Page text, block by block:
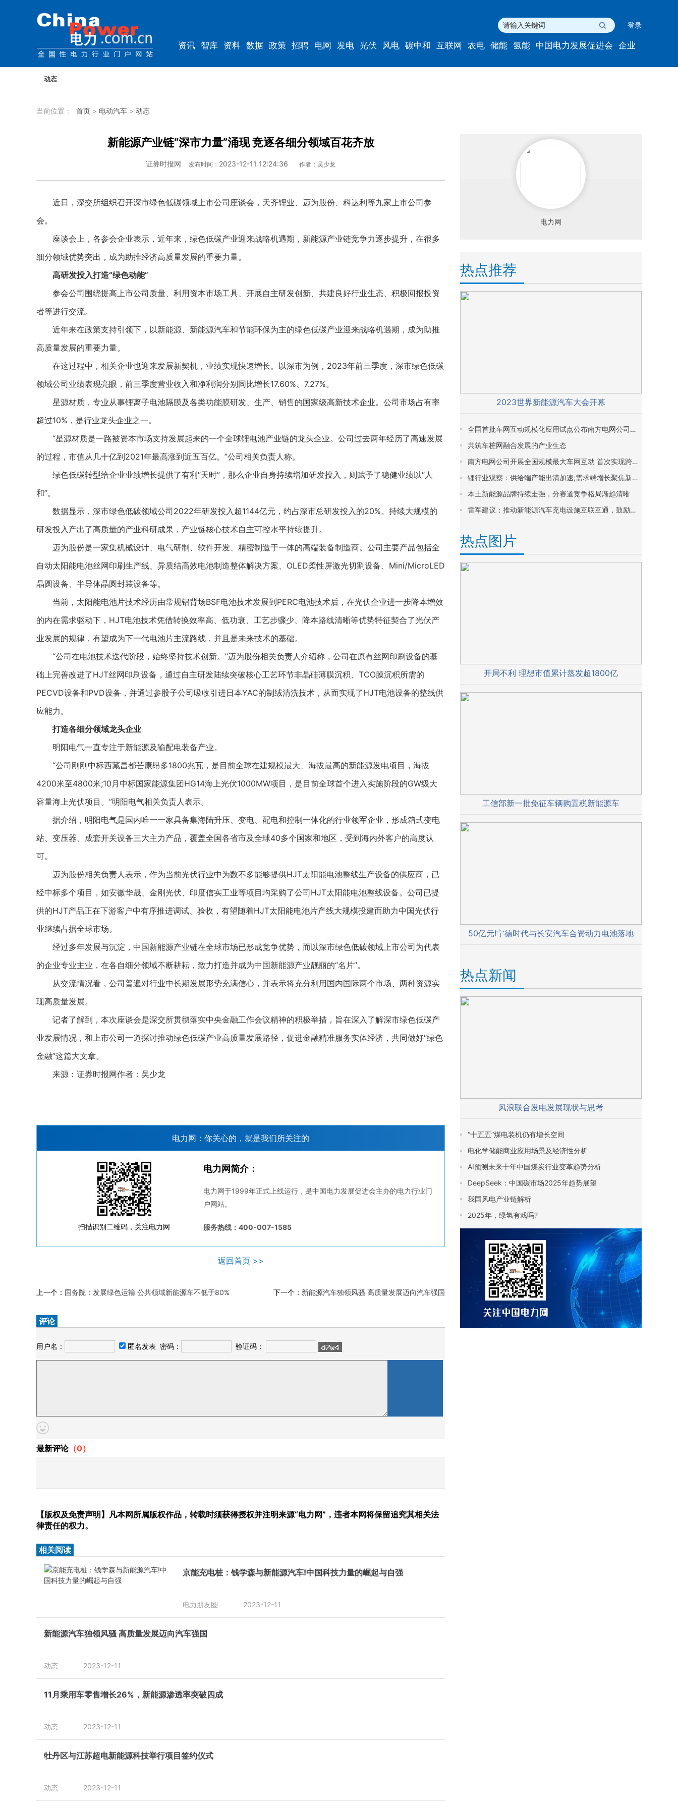
登录
资讯 智库 资料 数据 政策 招聘 电网 发电 光伏 风电 碳中和 互联网 农电 储能 氢能 中国电力发展促进会 企业
动态
当前位置： 首页 > 电动汽车 > 动态
新能源产业链“深市力量”涌现 竞逐各细分领域百花齐放
证券时报网 发布时间： 2023-12-11 12:24:36 作者：吴少龙
近日，深交所组织召开深市绿色低碳领域上市公司座谈会，天齐锂业、迈为股份、科达利等九家上市公司参
会。
座谈会上，各参会企业表示，近年来，绿色低碳产业迎来战略机遇期，新能源产业链竞争力逐步提升，在很多
细分领域优势突出，成为助推经济高质量发展的重要力量。
高研发投入打造“绿色动能”
参会公司围绕提高上市公司质量、利用资本市场工具、开展自主研发创新、共建良好行业生态、积极回报投资
者等进行交流。
近年来在政策支持引领下，以新能源、新能源汽车和节能环保为主的绿色低碳产业迎来战略机遇期，成为助推
高质量发展的重要力量。
在这过程中，相关企业也迎来发展新契机，业绩实现快速增长。以深市为例，2023年前三季度，深市绿色低碳
领域公司业绩表现亮眼，前三季度营业收入和净利润分别同比增长17.60%、7.27%。
星源材质，专业从事锂离子电池隔膜及各类功能膜研发、生产、销售的国家级高新技术企业。公司市场占有率
超过10%，是行业龙头企业之一。
“星源材质是一路被资本市场支持发展起来的一个全球锂电池产业链的龙头企业。公司过去两年经历了高速发展
的过程，市值从几十亿到2021年最高涨到近五百亿。”公司相关负责人称。
绿色低碳转型给企业业绩增长提供了有利“天时”，那么企业自身持续增加研发投入，则赋予了稳健业绩以“人
和”。
数据显示，深市绿色低碳领域公司2022年研发投入超1144亿元，约占深市总研发投入的20%。持续大规模的
研发投入产出了高质量的产业科研成果，产业链核心技术自主可控水平持续提升。
迈为股份是一家集机械设计、电气研制、软件开发、精密制造于一体的高端装备制造商。公司主要产品包括全
自动太阳能电池丝网印刷生产线、异质结高效电池制造整体解决方案、OLED柔性屏激光切割设备、Mini/MicroLED
晶圆设备、半导体晶圆封装设备等。
当前，太阳能电池片技术经历由常规铝背场BSF电池技术发展到PERC电池技术后，在光伏企业进一步降本增效
的内在需求驱动下，HJT电池技术凭借转换效率高、低功衰、工艺步骤少、降本路线清晰等优势特征契合了光伏产
业发展的规律，有望成为下一代电池片主流路线，并且是未来技术的基础。
“公司在电池技术迭代阶段，始终坚持技术创新。”迈为股份相关负责人介绍称，公司在原有丝网印刷设备的基
础上完善改进了HJT丝网印刷设备，通过自主研发陆续突破核心工艺环节非晶硅薄膜沉积、TCO膜沉积所需的
PECVD设备和PVD设备，并通过参股子公司吸收引进日本YAC的制绒清洗技术，从而实现了HJT电池设备的整线供
应能力。
打造各细分领域龙头企业
明阳电气一直专注于新能源及输配电装备产业。
“公司刚刚中标西藏昌都芒康昂多1800兆瓦，是目前全球在建规模最大、海拔最高的新能源发电项目，海拔
4200米至4800米;10月中标国家能源集团HG14海上光伏1000MW项目，是目前全球首个进入实施阶段的GW级大
容量海上光伏项目。”明阳电气相关负责人表示。
据介绍，明阳电气是国内唯一一家具备集海陆升压、变电、配电和控制一体化的行业领军企业，形成箱式变电
站、变压器、成套开关设备三大主力产品，覆盖全国各省市及全球40多个国家和地区，受到海内外客户的高度认
可。
迈为股份相关负责人表示，作为当前光伏行业中为数不多能够提供HJT太阳能电池整线生产设备的供应商，已
经中标多个项目，如安徽华晟、金刚光伏、印度信实工业等项目均采购了公司HJT太阳能电池整线设备。公司已提
供的HJT产品正在下游客户中有序推进调试、验收，有望随着HJT太阳能电池片产线大规模投建而助力中国光伏行
业继续占据全球市场。
经过多年发展与沉淀，中国新能源产业链在全球市场已形成竞争优势，而以深市绿色低碳领域上市公司为代表
的企业专业主业，在各自细分领域不断耕耘，致力打造并成为中国新能源产业靓丽的“名片”。
从交流情况看，公司普遍对行业中长期发展形势充满信心，并表示将充分利用国内国际两个市场、两种资源实
现高质量发展。
记者了解到，本次座谈会是深交所贯彻落实中央金融工作会议精神的积极举措，旨在深入了解深市绿色低碳产
业发展情况，和上市公司一道探讨推动绿色低碳产业高质量发展路径，促进金融精准服务实体经济，共同做好“绿色
金融”这篇大文章。
来源：证券时报网作者：吴少龙
电力网：你关心的，就是我们所关注的
扫描识别二维码，关注电力网
电力网简介：
电力网于1999年正式上线运行，是中国电力发展促进会主办的电力行业门
户网站。
服务热线：400-007-1585
返回首页 >>
上一个： 国务院：发展绿色运输 公共领域新能源车不低于80% 下一个： 新能源汽车独领风骚 高质量发展迈向汽车强国
评论
用户名： 匿名发表 密码： 验证码：
最新评论（0）
【版权及免责声明】凡本网所属版权作品，转载时须获得授权并注明来源“电力网”，违者本网将保留追究其相关法
律责任的权力。
相关阅读
京能充电桩：钱学森与新能源汽车!中国科技力量的崛起与自强
电力朋友圈 2023-12-11
新能源汽车独领风骚 高质量发展迈向汽车强国
动态 2023-12-11
11月乘用车零售增长26%，新能源渗透率突破四成
动态 2023-12-11
牡丹区与江苏超电新能源科技举行项目签约仪式
动态 2023-12-11
电力网
热点推荐
2023世界新能源汽车大会开幕
全国首批车网互动规模化应用试点公布南方电网公司项目和经营区内多个城市入选
共筑车桩网融合发展的产业生态
南方电网公司开展全国规模最大车网互动 首次实现跨省区联动 助力产业链上下游企业融通发展
锂行业观察：供给端产能出清加速;需求端增长聚焦新能源与储能
本土新能源品牌持续走强，分赛道竞争格局渐趋清晰
雷军建议：推动新能源汽车充电设施互联互通，鼓励车企开放智能生态
热点图片
开局不利 理想市值累计蒸发超1800亿
工信部新一批免征车辆购置税新能源车
50亿元!宁德时代与长安汽车合资动力电池落地
热点新闻
风浪联合发电发展现状与思考
“十五五”煤电装机仍有增长空间
电化学储能商业应用场景及经济性分析
AI预测未来十年中国煤炭行业变革趋势分析
DeepSeek：中国碳市场2025年趋势展望
我国风电产业链解析
2025年，绿氢有戏吗?